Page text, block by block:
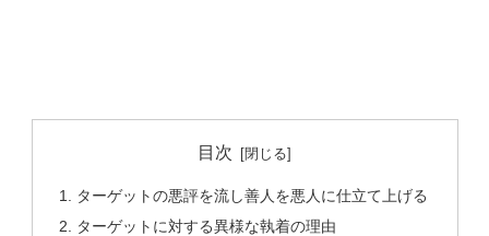
目次
ターゲットの悪評を流し善人を悪人に仕立て上げる
ターゲットに対する異様な執着の理由